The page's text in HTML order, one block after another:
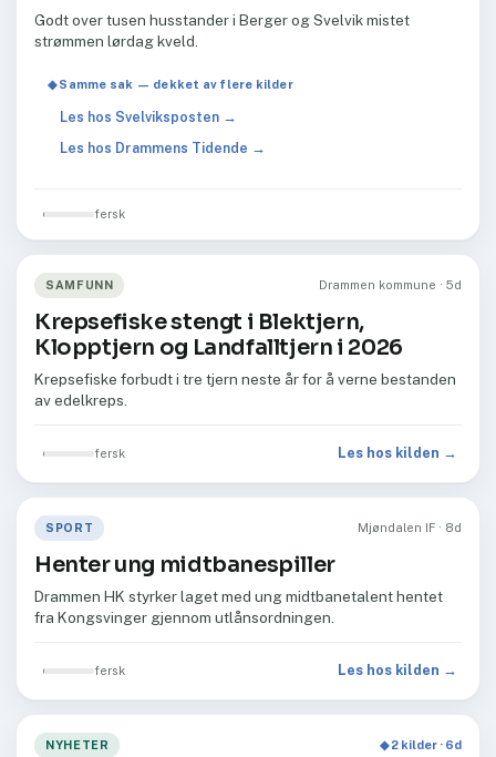
Godt over tusen husstander i Berger og Svelvik mistet
strømmen lørdag kveld.
◆ Samme sak — dekket av flere kilder
Les hos Svelviksposten →
Les hos Drammens Tidende →
fersk
SAMFUNN Drammen kommune · 5d
Krepsefiske stengt i Blektjern,
Klopptjern og Landfalltjern i 2026
Krepsefiske forbudt i tre tjern neste år for å verne bestanden
av edelkreps.
fersk Les hos kilden →
SPORT Mjøndalen IF · 8d
Henter ung midtbanespiller
Drammen HK styrker laget med ung midtbanetalent hentet
fra Kongsvinger gjennom utlånsordningen.
fersk Les hos kilden →
NYHETER ◆ 2 kilder · 6d